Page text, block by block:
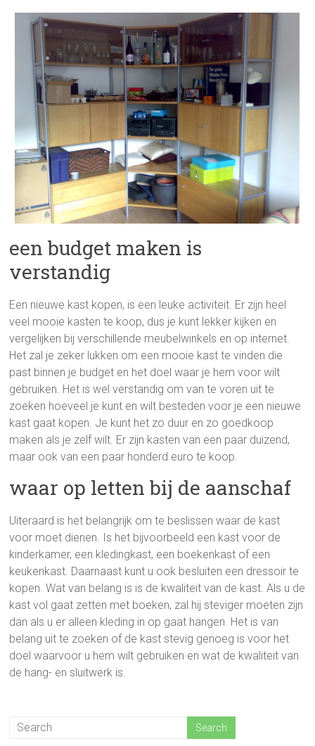
een budget maken is
verstandig
Een nieuwe kast kopen, is een leuke activiteit. Er zijn heel
veel mooie kasten te koop, dus je kunt lekker kijken en
vergelijken bij verschillende meubelwinkels en op internet.
Het zal je zeker lukken om een mooie kast te vinden die
past binnen je budget en het doel waar je hem voor wilt
gebruiken. Het is wel verstandig om van te voren uit te
zoeken hoeveel je kunt en wilt besteden voor je een nieuwe
kast gaat kopen. Je kunt het zo duur en zo goedkoop
maken als je zelf wilt. Er zijn kasten van een paar duizend,
maar ook van een paar honderd euro te koop.
waar op letten bij de aanschaf
Uiteraard is het belangrijk om te beslissen waar de kast
voor moet dienen. Is het bijvoorbeeld een kast voor de
kinderkamer, een kledingkast, een boekenkast of een
keukenkast. Daarnaast kunt u ook besluiten een dressoir te
kopen. Wat van belang is is de kwaliteit van de kast. Als u de
kast vol gaat zetten met boeken, zal hij steviger moeten zijn
dan als u er alleen kleding in op gaat hangen. Het is van
belang uit te zoeken of de kast stevig genoeg is voor het
doel waarvoor u hem wilt gebruiken en wat de kwaliteit van
de hang- en sluitwerk is.